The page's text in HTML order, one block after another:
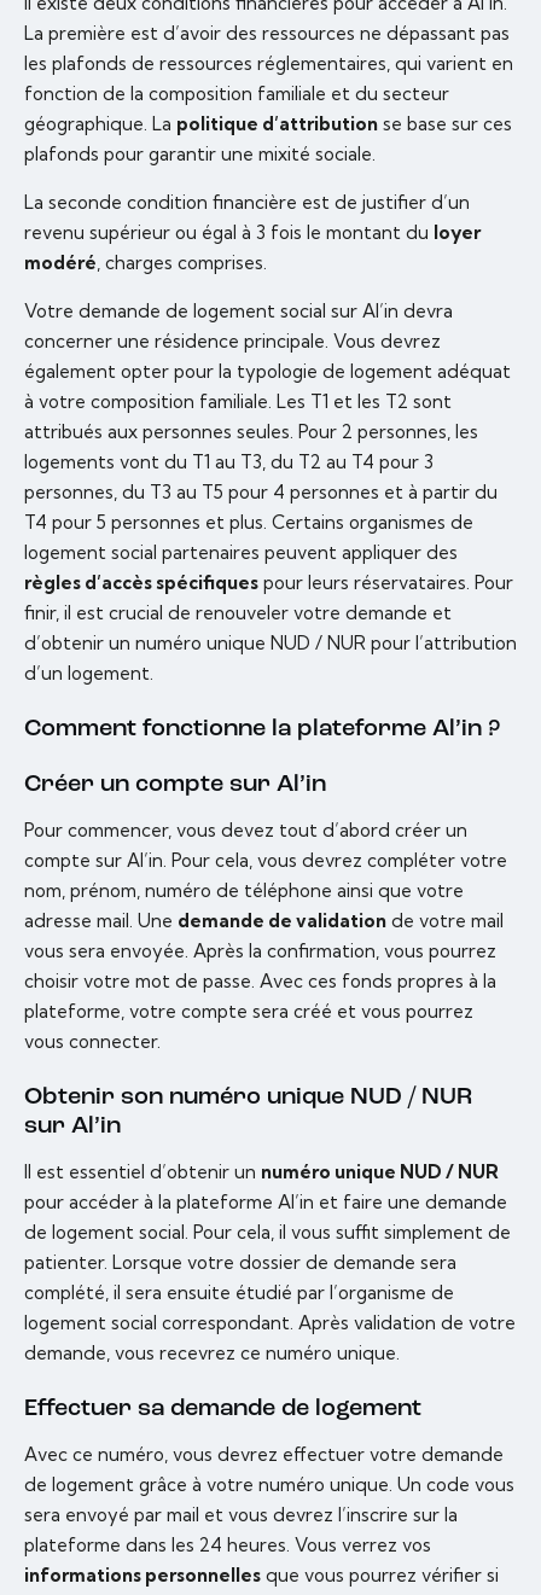
La première est d’avoir des ressources ne dépassant pas
les plafonds de ressources réglementaires, qui varient en
fonction de la composition familiale et du secteur
géographique. La politique d’attribution se base sur ces
plafonds pour garantir une mixité sociale.
La seconde condition financière est de justifier d’un
revenu supérieur ou égal à 3 fois le montant du loyer
modéré, charges comprises.
Votre demande de logement social sur Al’in devra
concerner une résidence principale. Vous devrez
également opter pour la typologie de logement adéquat
à votre composition familiale. Les T1 et les T2 sont
attribués aux personnes seules. Pour 2 personnes, les
logements vont du T1 au T3, du T2 au T4 pour 3
personnes, du T3 au T5 pour 4 personnes et à partir du
T4 pour 5 personnes et plus. Certains organismes de
logement social partenaires peuvent appliquer des
règles d’accès spécifiques pour leurs réservataires. Pour
finir, il est crucial de renouveler votre demande et
d’obtenir un numéro unique NUD / NUR pour l’attribution
d’un logement.
Comment fonctionne la plateforme Al’in ?
Créer un compte sur Al’in
Pour commencer, vous devez tout d’abord créer un
compte sur Al’in. Pour cela, vous devrez compléter votre
nom, prénom, numéro de téléphone ainsi que votre
adresse mail. Une demande de validation de votre mail
vous sera envoyée. Après la confirmation, vous pourrez
choisir votre mot de passe. Avec ces fonds propres à la
plateforme, votre compte sera créé et vous pourrez
vous connecter.
Obtenir son numéro unique NUD / NUR
sur Al’in
Il est essentiel d’obtenir un numéro unique NUD / NUR
pour accéder à la plateforme Al’in et faire une demande
de logement social. Pour cela, il vous suffit simplement de
patienter. Lorsque votre dossier de demande sera
complété, il sera ensuite étudié par l’organisme de
logement social correspondant. Après validation de votre
demande, vous recevrez ce numéro unique.
Effectuer sa demande de logement
Avec ce numéro, vous devrez effectuer votre demande
de logement grâce à votre numéro unique. Un code vous
sera envoyé par mail et vous devrez l’inscrire sur la
plateforme dans les 24 heures. Vous verrez vos
informations personnelles que vous pourrez vérifier si